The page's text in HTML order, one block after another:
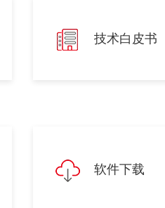
技术白皮书
软件下载